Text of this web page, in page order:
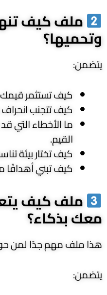
ملف كيف
وتحميها؟
يتضمن:
كيف تستثمر
كيف تتجنب
ما الأخطاء التي
القيم.
كيف تختار بيئة
كيف تبني
ملف كيف
معك بذكاء؟
هذا ملف مهم جدًا لمن
يتضمن: